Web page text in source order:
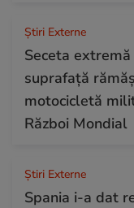
Știri Externe
Seceta
suprafață
motocicletă
Război Mondial
Știri Externe
Spania i-a dat